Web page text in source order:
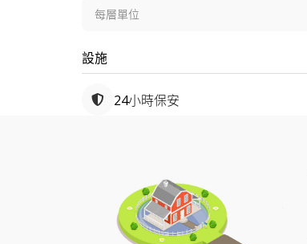
每層單位
設施
24小時保安